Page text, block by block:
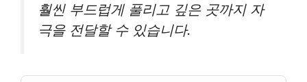
훨씬 부드럽게 풀리고 깊은 곳까지 자
극을 전달할 수 있습니다.